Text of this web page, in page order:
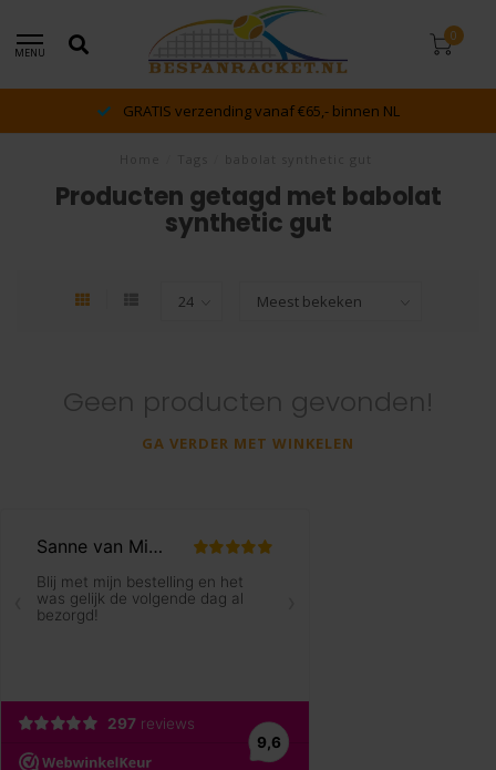
MENU
0
GRATIS verzending vanaf €65,- binnen NL
Producten getagd met babolat
synthetic gut
Geen producten gevonden!
GA VERDER MET WINKELEN